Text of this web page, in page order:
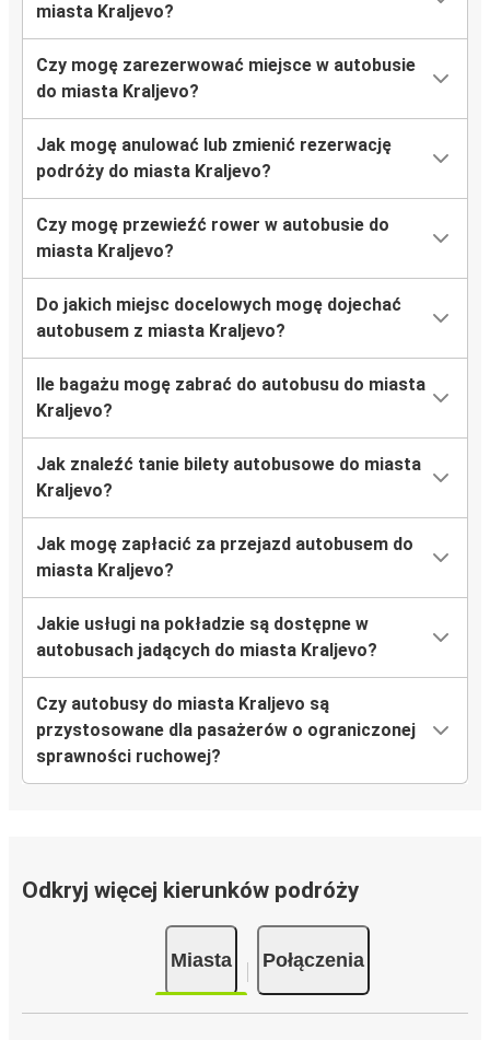
miasta Kraljevo?
Czy mogę zarezerwować miejsce w autobusie
do miasta Kraljevo?
Jak mogę anulować lub zmienić rezerwację
podróży do miasta Kraljevo?
Czy mogę przewieźć rower w autobusie do
miasta Kraljevo?
Do jakich miejsc docelowych mogę dojechać
autobusem z miasta Kraljevo?
Ile bagażu mogę zabrać do autobusu do miasta
Kraljevo?
Jak znaleźć tanie bilety autobusowe do miasta
Kraljevo?
Jak mogę zapłacić za przejazd autobusem do
miasta Kraljevo?
Jakie usługi na pokładzie są dostępne w
autobusach jadących do miasta Kraljevo?
Czy autobusy do miasta Kraljevo są
przystosowane dla pasażerów o ograniczonej
sprawności ruchowej?
Odkryj więcej kierunków podróży
Miasta Połączenia